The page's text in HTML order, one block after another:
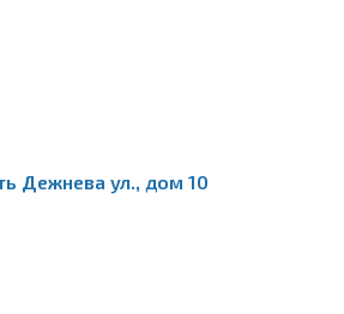
Дежнева ул., дом 10